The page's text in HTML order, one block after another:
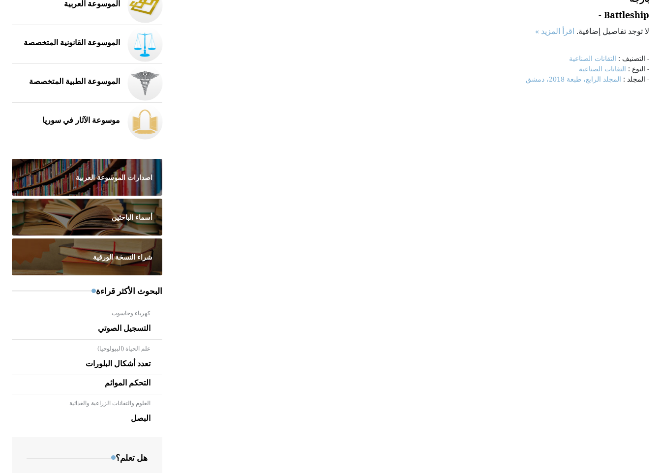
Battleship -
لا توجد تفاصيل إضافية. اقرأ المزيد »
- التصنيف : التقانات الصناعية
- النوع : التقانات الصناعية
- المجلد : المجلد الرابع، طبعة 2018، دمشق
الموسوعة العربية
الموسوعة القانونية المتخصصة
الموسوعة الطبية المتخصصة
موسوعة الآثار في سوريا
اصدارات الموسوعة العربية
أسماء الباحثين
شراء النسخة الورقية
البحوث الأكثر قراءة
كهرباء وحاسوب
التسجيل الصوتي
علم الحياة (البيولوجيا)
تعدد أشكال البلورات
التحكم الموائم
العلوم والتقانات الزراعية والغذائية
البصل
هل تعلم؟
- هل تعلم أن الأبلق نوع من الفنون
الهندسية التي ارتبطت بالعمارة
الإسلامية في بلاد الشام ومصر خاصة،